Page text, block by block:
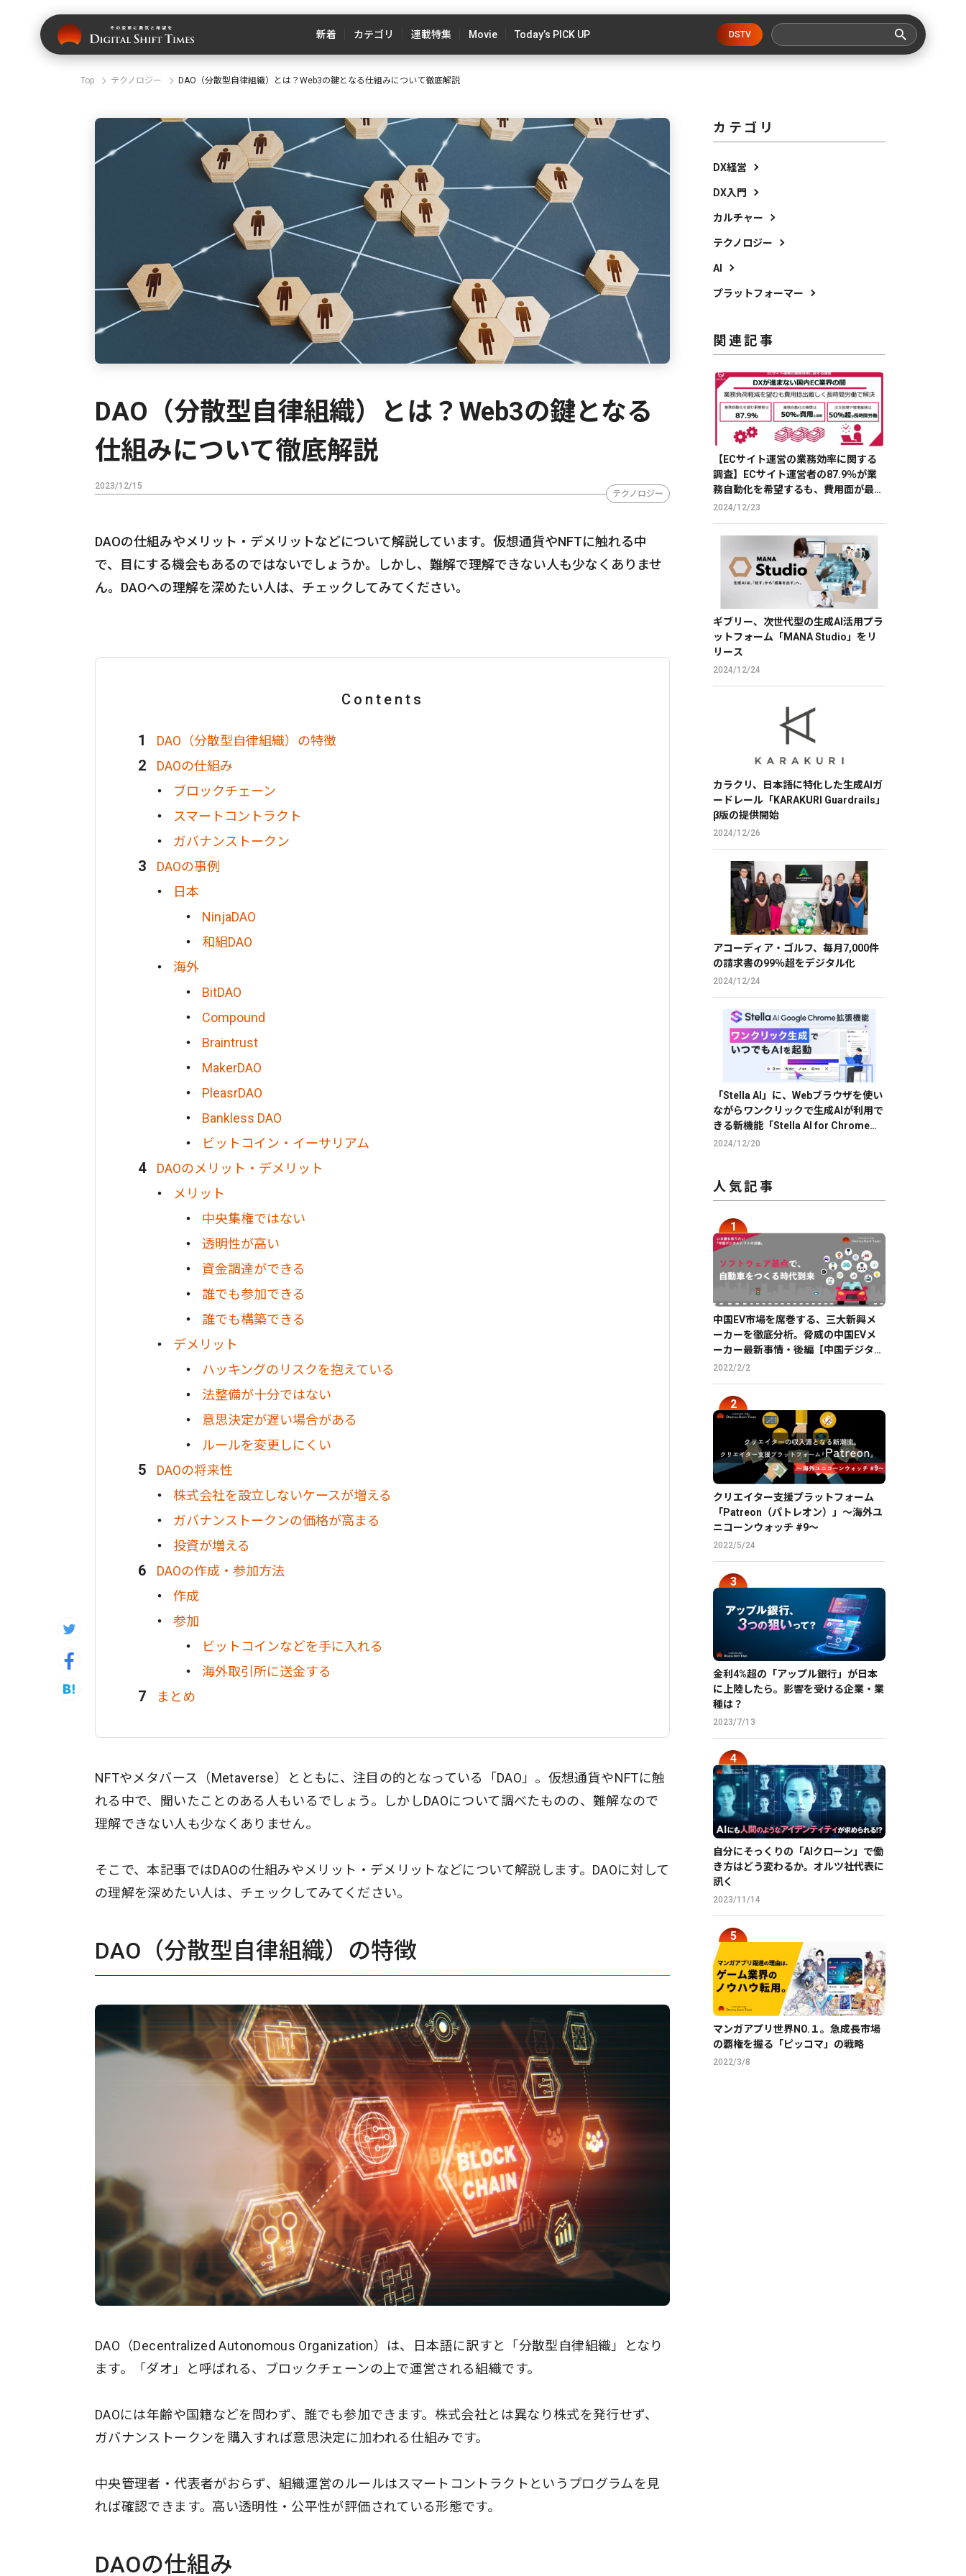
新着 カテゴリ 連載特集 Movie Today’s PICK UP DSTV
Top テクノロジー DAO（分散型自律組織）とは？Web3の鍵となる仕組みについて徹底解説
DAO（分散型自律組織）とは？Web3の鍵となる
仕組みについて徹底解説
2023/12/15
テクノロジー
DAOの仕組みやメリット・デメリットなどについて解説しています。仮想通貨やNFTに触れる中
で、目にする機会もあるのではないでしょうか。しかし、難解で理解できない人も少なくありませ
ん。DAOへの理解を深めたい人は、チェックしてみてください。
Contents
DAO（分散型自律組織）の特徴
DAOの仕組み
ブロックチェーン
スマートコントラクト
ガバナンストークン
DAOの事例
日本
NinjaDAO
和組DAO
海外
BitDAO
Compound
Braintrust
MakerDAO
PleasrDAO
Bankless DAO
ビットコイン・イーサリアム
DAOのメリット・デメリット
メリット
中央集権ではない
透明性が高い
資金調達ができる
誰でも参加できる
誰でも構築できる
デメリット
ハッキングのリスクを抱えている
法整備が十分ではない
意思決定が遅い場合がある
ルールを変更しにくい
DAOの将来性
株式会社を設立しないケースが増える
ガバナンストークンの価格が高まる
投資が増える
DAOの作成・参加方法
作成
参加
ビットコインなどを手に入れる
海外取引所に送金する
まとめ
NFTやメタバース（Metaverse）とともに、注目の的となっている「DAO」。仮想通貨やNFTに触
れる中で、聞いたことのある人もいるでしょう。しかしDAOについて調べたものの、難解なので
理解できない人も少なくありません。
そこで、本記事ではDAOの仕組みやメリット・デメリットなどについて解説します。DAOに対して
の理解を深めたい人は、チェックしてみてください。
DAO（分散型自律組織）の特徴
DAO（Decentralized Autonomous Organization）は、日本語に訳すと「分散型自律組織」となり
ます。「ダオ」と呼ばれる、ブロックチェーンの上で運営される組織です。
DAOには年齢や国籍などを問わず、誰でも参加できます。株式会社とは異なり株式を発行せず、
ガバナンストークンを購入すれば意思決定に加われる仕組みです。
中央管理者・代表者がおらず、組織運営のルールはスマートコントラクトというプログラムを見
れば確認できます。高い透明性・公平性が評価されている形態です。
DAOの仕組み
カテゴリ
DX経営
DX入門
カルチャー
テクノロジー
AI
プラットフォーマー
関連記事
【ECサイト運営の業務効率に関する
調査】ECサイト運営者の87.9％が業
務自動化を希望するも、費用面が最大
の障壁
2024/12/23
ギブリー、次世代型の生成AI活用プラ
ットフォーム「MANA Studio」をリ
リース
2024/12/24
カラクリ、日本語に特化した生成AIガ
ードレール「KARAKURI Guardrails」
β版の提供開始
2024/12/26
アコーディア・ゴルフ、毎月7,000件
の請求書の99％超をデジタル化
2024/12/24
「Stella AI」に、Webブラウザを使い
ながらワンクリックで生成AIが利用で
きる新機能「Stella AI for Chrome」
のβ版を提供
2024/12/20
人気記事
中国EV市場を席巻する、三大新興メ
ーカーを徹底分析。脅威の中国EVメ
ーカー最新事情・後編【中国デジタル
企業最前線】
2022/2/2
クリエイター支援プラットフォーム
「Patreon（パトレオン）」〜海外ユ
ニコーンウォッチ #9〜
2022/5/24
金利4%超の「アップル銀行」が日本
に上陸したら。影響を受ける企業・業
種は？
2023/7/13
自分にそっくりの「AIクローン」で働
き方はどう変わるか。オルツ社代表に
訊く
2023/11/14
マンガアプリ世界NO.１。急成長市場
の覇権を握る「ピッコマ」の戦略
2022/3/8